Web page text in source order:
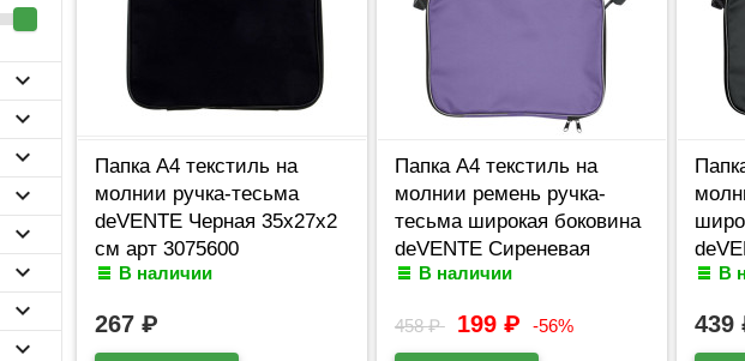
Папка А4 текстиль на
молнии ручка-тесьма
deVENTE Черная 35x27x2
см арт 3075600
В наличии
267 ₽
Папка А4 текстиль на
молнии ремень ручка-
тесьма широкая боковина
deVENTE Сиреневая
арт.3075120
В наличии
458₽ 199 ₽ -56%
В
439